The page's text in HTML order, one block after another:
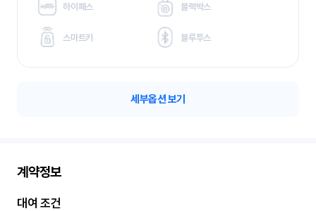
하이패스 블랙박스
스마트키 블루투스
세부옵션 보기
계약정보
대여 조건